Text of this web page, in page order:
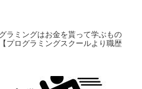
ラミングはお金を貰って学ぶもの
プログラミングスクールより職歴